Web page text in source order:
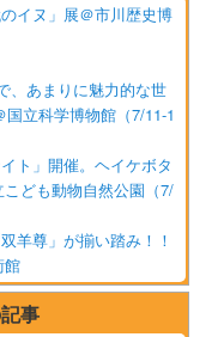
イヌ」展＠市川歴史博
、あまりに魅力的な世
立科学博物館（7/11-1
ト」開催。ヘイケボタ
ども動物自然公園（7/
羊尊」が揃い踏み！！
館
事